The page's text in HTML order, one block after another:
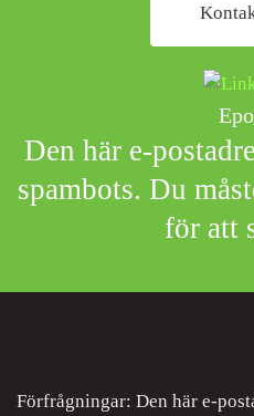
Den här e-
spambots. Du
för att
Förfrågningar: Den här e-